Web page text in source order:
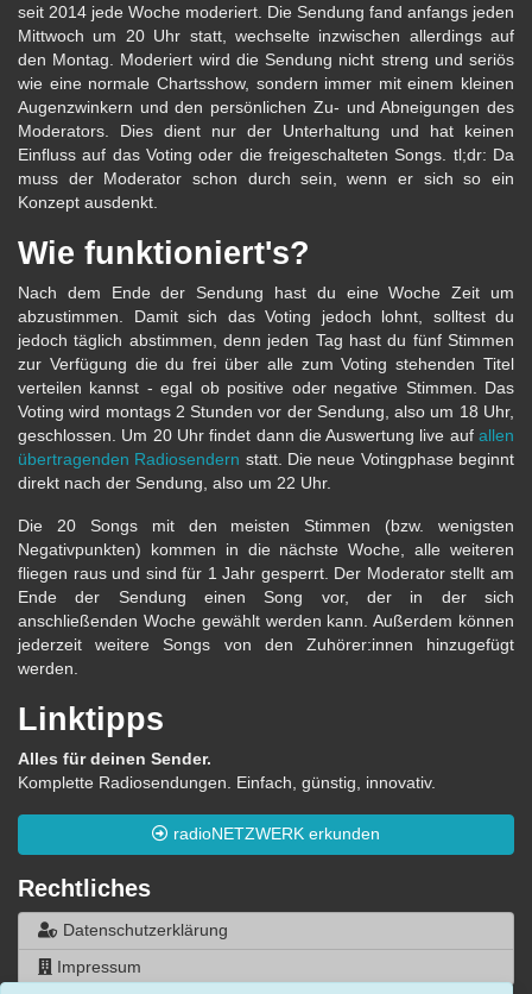
seit 2014 jede Woche moderiert. Die Sendung fand anfangs jeden
Mittwoch um 20 Uhr statt, wechselte inzwischen allerdings auf
den Montag. Moderiert wird die Sendung nicht streng und seriös
wie eine normale Chartsshow, sondern immer mit einem kleinen
Augenzwinkern und den persönlichen Zu- und Abneigungen des
Moderators. Dies dient nur der Unterhaltung und hat keinen
Einfluss auf das Voting oder die freigeschalteten Songs. tl;dr: Da
muss der Moderator schon durch sein, wenn er sich so ein
Konzept ausdenkt.
Wie funktioniert's?
Nach dem Ende der Sendung hast du eine Woche Zeit um
abzustimmen. Damit sich das Voting jedoch lohnt, solltest du
jedoch täglich abstimmen, denn jeden Tag hast du fünf Stimmen
zur Verfügung die du frei über alle zum Voting stehenden Titel
verteilen kannst - egal ob positive oder negative Stimmen. Das
Voting wird montags 2 Stunden vor der Sendung, also um 18 Uhr,
geschlossen. Um 20 Uhr findet dann die Auswertung live auf allen
übertragenden Radiosendern statt. Die neue Votingphase beginnt
direkt nach der Sendung, also um 22 Uhr.
Die 20 Songs mit den meisten Stimmen (bzw. wenigsten
Negativpunkten) kommen in die nächste Woche, alle weiteren
fliegen raus und sind für 1 Jahr gesperrt. Der Moderator stellt am
Ende der Sendung einen Song vor, der in der sich
anschließenden Woche gewählt werden kann. Außerdem können
jederzeit weitere Songs von den Zuhörer:innen hinzugefügt
werden.
Linktipps
Alles für deinen Sender.
Komplette Radiosendungen. Einfach, günstig, innovativ.
radioNETZWERK erkunden
Rechtliches
Datenschutzerklärung
Impressum